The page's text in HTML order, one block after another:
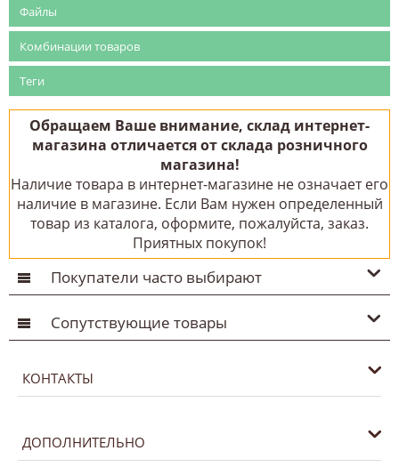
Файлы
Комбинации товаров
Теги
Обращаем Ваше внимание, склад интернет-
магазина отличается от склада розничного
магазина!
Наличие товара в интернет-магазине не означает его
наличие в магазине. Если Вам нужен определенный
товар из каталога, оформите, пожалуйста, заказ.
Приятных покупок!
Покупатели часто выбирают
Сопутствующие товары
КОНТАКТЫ
ДОПОЛНИТЕЛЬНО